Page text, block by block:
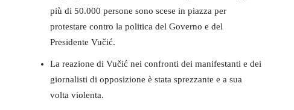
più di 50.000 persone sono scese in piazza per
protestare contro la politica del Governo e del
Presidente Vučić.
La reazione di Vučić nei confronti dei manifestanti e dei
giornalisti di opposizione è stata sprezzante e a sua
volta violenta.